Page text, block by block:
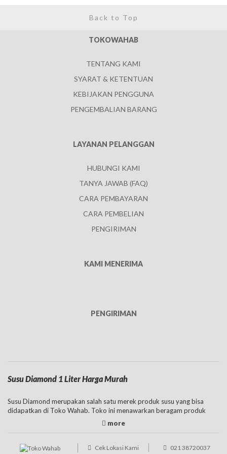
Back to Top
TOKOWAHAB
TENTANG KAMI
SYARAT & KETENTUAN
KEBIJAKAN PENGGUNA
PENGEMBALIAN BARANG
LAYANAN PELANGGAN
HUBUNGI KAMI
TANYA JAWAB (FAQ)
CARA PEMBAYARAN
CARA PEMBELIAN
PENGIRIMAN
KAMI MENERIMA
PENGIRIMAN
Susu Diamond 1 Liter Harga Murah
Susu Diamond merupakan salah satu merek produk susu yang bisa
didapatkan di Toko Wahab. Toko ini menawarkan beragam produk
susu mulai dari susu UHT Diamond,
bisa langsung diminum sehari-hari. Harga susu Diamond di
Cek Lokasi Kami 021 38720037